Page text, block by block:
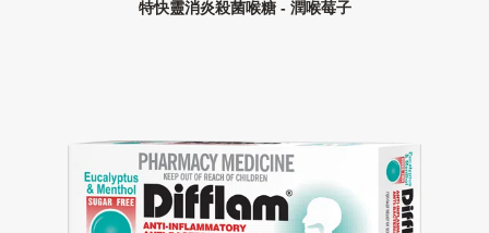
特快靈消炎殺菌喉糖 - 潤喉莓子